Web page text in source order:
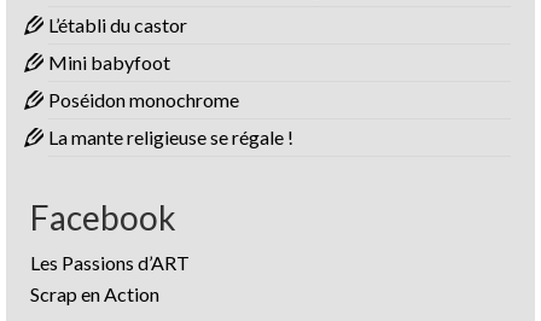
L’établi du castor
Mini babyfoot
Poséidon monochrome
La mante religieuse se régale !
Facebook
Les Passions d’ART
Scrap en Action